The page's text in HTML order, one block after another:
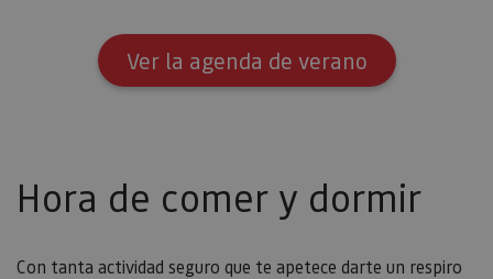
Ver la agenda de verano
Hora de comer y dormir
Con tanta actividad seguro que te apetece darte un respiro